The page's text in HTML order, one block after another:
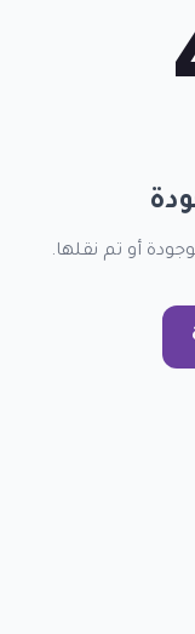
أو تم نقلها.